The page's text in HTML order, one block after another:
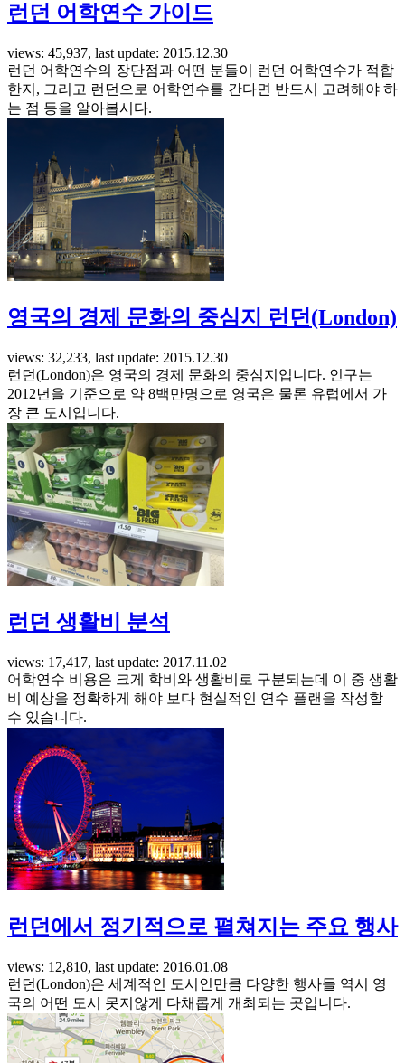
런던 어학연수 가이드
views: 45,937, last update: 2015.12.30
런던 어학연수의 장단점과 어떤 분들이 런던 어학연수가 적합
한지, 그리고 런던으로 어학연수를 간다면 반드시 고려해야 하
는 점 등을 알아봅시다.
영국의 경제 문화의 중심지 런던(London)
views: 32,233, last update: 2015.12.30
런던(London)은 영국의 경제 문화의 중심지입니다. 인구는
2012년을 기준으로 약 8백만명으로 영국은 물론 유럽에서 가
장 큰 도시입니다.
런던 생활비 분석
views: 17,417, last update: 2017.11.02
어학연수 비용은 크게 학비와 생활비로 구분되는데 이 중 생활
비 예상을 정확하게 해야 보다 현실적인 연수 플랜을 작성할
수 있습니다.
런던에서 정기적으로 펼쳐지는 주요 행사
views: 12,810, last update: 2016.01.08
런던(London)은 세계적인 도시인만큼 다양한 행사들 역시 영
국의 어떤 도시 못지않게 다채롭게 개최되는 곳입니다.